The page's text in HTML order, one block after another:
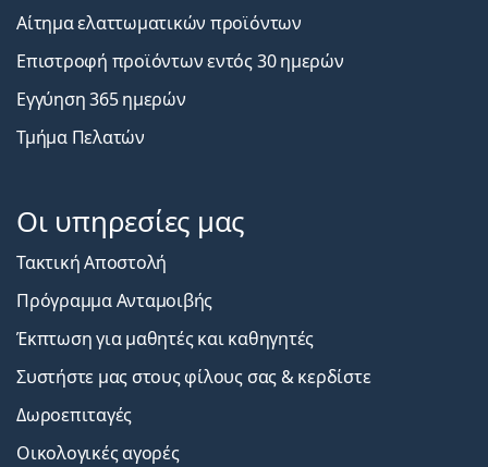
Αίτημα ελαττωματικών προϊόντων
Επιστροφή προϊόντων εντός 30 ημερών
Εγγύηση 365 ημερών
Τμήμα Πελατών
Οι υπηρεσίες μας
Τακτική Αποστολή
Πρόγραμμα Ανταμοιβής
Έκπτωση για μαθητές και καθηγητές
Συστήστε μας στους φίλους σας & κερδίστε
Δωροεπιταγές
Οικολογικές αγορές